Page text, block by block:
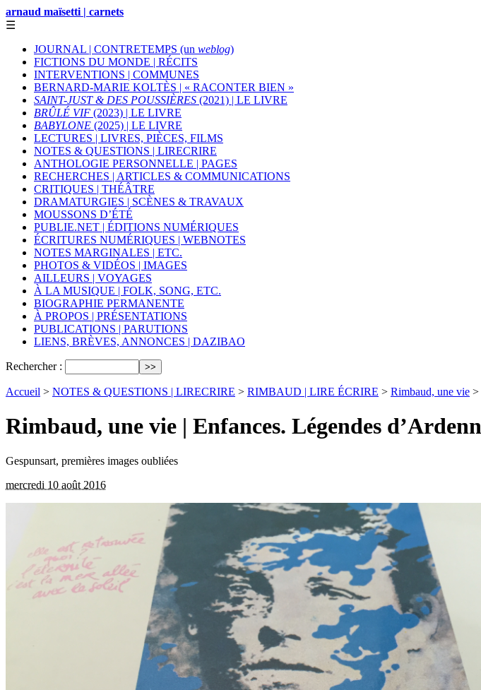
arnaud maïsetti | carnets
☰
JOURNAL | CONTRETEMPS (un weblog)
FICTIONS DU MONDE | RÉCITS
INTERVENTIONS | COMMUNES
BERNARD-MARIE KOLTÈS | « RACONTER BIEN »
SAINT-JUST & DES POUSSIÈRES (2021) | LE LIVRE
BRÛLÉ VIF (2023) | LE LIVRE
BABYLONE (2025) | LE LIVRE
LECTURES | LIVRES, PIÈCES, FILMS
NOTES & QUESTIONS | LIRECRIRE
ANTHOLOGIE PERSONNELLE | PAGES
RECHERCHES | ARTICLES & COMMUNICATIONS
CRITIQUES | THÉÂTRE
DRAMATURGIES | SCÈNES & TRAVAUX
MOUSSONS D’ÉTÉ
PUBLIE.NET | ÉDITIONS NUMÉRIQUES
ÉCRITURES NUMÉRIQUES | WEBNOTES
NOTES MARGINALES | ETC.
PHOTOS & VIDÉOS | IMAGES
AILLEURS | VOYAGES
À LA MUSIQUE | FOLK, SONG, ETC.
BIOGRAPHIE PERMANENTE
À PROPOS | PRÉSENTATIONS
PUBLICATIONS | PARUTIONS
LIENS, BRÈVES, ANNONCES | DAZIBAO
Rechercher :
Accueil > NOTES & QUESTIONS | LIRECRIRE > RIMBAUD | LIRE ÉCRIRE > Rimbaud, une vie >
Rimbaud, une vie | Enfances. Légendes
Gespunsart, premières images oubliées
mercredi 10 août 2016